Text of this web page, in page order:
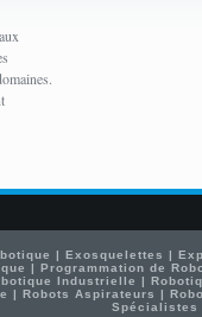
| Exosquelettes |
|Programmation de
Industrielle |
| Robots Aspirateurs |
Spécialistes